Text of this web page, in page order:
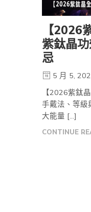
【2026
紫鈦晶
忌
5 月 5,
【2026紫鈦
手戴法、等級
大能量 […]
CONTINUE